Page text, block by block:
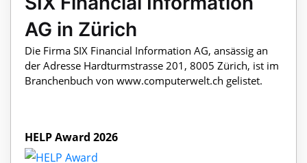
AG in Zürich
Die Firma SIX Financial Information AG, ansässig an
der Adresse Hardturmstrasse 201, 8005 Zürich, ist im
Branchenbuch von www.computerwelt.ch gelistet.
HELP Award 2026